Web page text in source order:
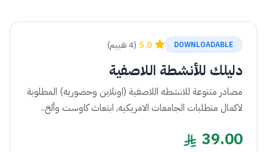
DOWNLOADABLE (4 تقييم)
دليلك للأنشطة اللاصفية
مصادر متنوعة للانشطه اللاصفية (اونلاين وحضوريه) المطلوبة
لاكمال متطلبات الجامعات الامريكيه, ابتعاث كاوست وألخ..
39.00